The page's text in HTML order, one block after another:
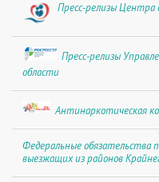
Пресс-релизы Центра
Пресс-релизы
области
Антинаркотическая
Федеральные обязательства
выезжащих из районов